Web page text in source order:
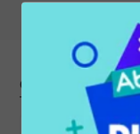
Cele mai văzute